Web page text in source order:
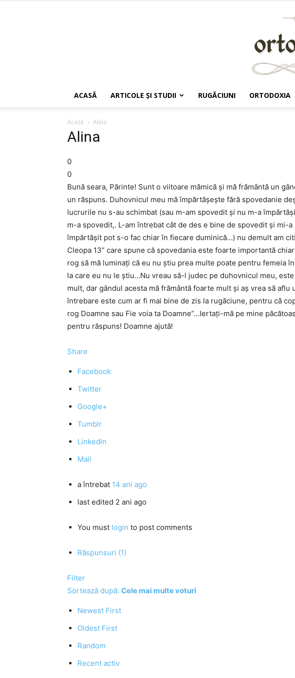
ACASĂ ARTICOLE ŞI STUDII RUGĂCIUNI ORTODOXIA
Acasă Alina
Alina
0
0
Bună seara, Părinte! Sunt o viitoare mămică şi mă frământă un
un răspuns. Duhovnicul meu mă împărtăşeşte fără spovedanie
lucrurile nu s-au schimbat (sau m-am spovedit şi nu m-a
m-a spovedit,. L-am întrebat cât de des e bine de spovedit şi mi-a
împărtăşit pot s-o fac chiar în fiecare duminică…) nu demult am
Cleopa 13” care spune că spovedania este foarte importantă
rog să mă luminaţi că eu nu ştiu prea multe poate pentru femeia
la care eu nu le ştiu…Nu vreau să-l judec pe duhovnicul meu,
mult, dar gândul acesta mă frământă foarte mult şi aş vrea să aflu
întrebare este cum ar fi mai bine de zis la rugăciune, pentru că
rog Doamne sau Fie voia ta Doamne”…Iertaţi-mă pe mine
pentru răspuns! Doamne ajută!
Share
Facebook
Twitter
Google+
Tumblr
LinkedIn
Mail
a întrebat 14 ani ago
last edited 2 ani ago
You must login to post comments
Răspunsuri (1)
Filter
Sortează după: Cele mai multe voturi
Newest First
Oldest First
Random
Recent activ